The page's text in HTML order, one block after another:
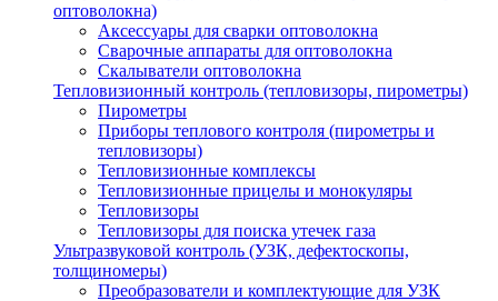
оптоволокна)
Аксессуары для сварки оптоволокна
Сварочные аппараты для оптоволокна
Скалыватели оптоволокна
Тепловизионный контроль (тепловизоры, пирометры)
Пирометры
Приборы теплового контроля (пирометры и
тепловизоры)
Тепловизионные комплексы
Тепловизионные прицелы и монокуляры
Тепловизоры
Тепловизоры для поиска утечек газа
Ультразвуковой контроль (УЗК, дефектоскопы,
толщиномеры)
Преобразователи и комплектующие для УЗК